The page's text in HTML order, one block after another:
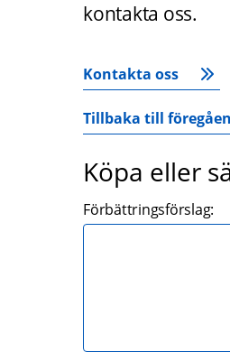
kontakta oss.
Kontakta oss
Tillbaka till
Köpa eller
Förbättringsförslag: